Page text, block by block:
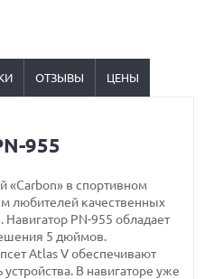
ОТЗЫВЫ ЦЕНЫ
955
«Carbon» в спортивном
любителей качественных
PN-955 обладает
5 дюймов.
Atlas V обеспечивают
В навигаторе уже